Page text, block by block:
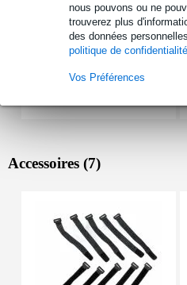
nous pouvons ou ne
trouverez plus
des données
politique de confidentialité
Vos Préférences
Accessoires (7)